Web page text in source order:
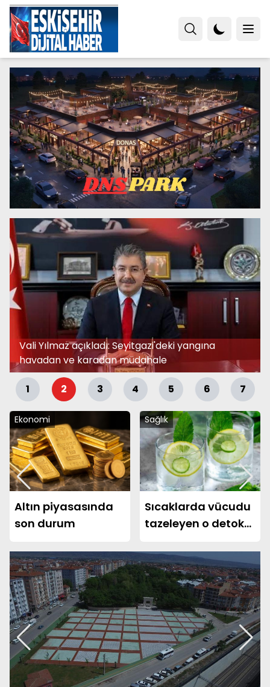
1 2 3 4 5 6 7
Dökmeci: Şahsıma bir hamle olarak kabul
ediyorum
Sağlık
Sıcaklarda vücudu
tazeleyen o detoks
Ekonomi
Akaryakıta çifte
zam kapıda!